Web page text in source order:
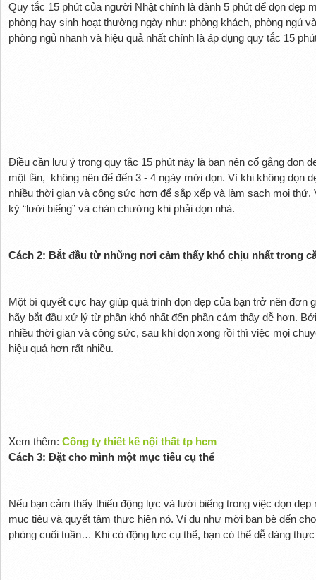
Quy tắc 15 phút của người Nhật chính là dành 5 phút để dọn dẹp
phòng hay sinh hoạt thường ngày như: phòng khách, phòng ngủ
phòng ngủ nhanh và hiệu quả nhất chính là áp dụng quy tắc 15
Điều cần lưu ý trong quy tắc 15 phút này là bạn nên cố gắng dọn
một lần, không nên để đến 3 - 4 ngày mới dọn. Vì khi không dọn
nhiều thời gian và công sức hơn để sắp xếp và làm sạch mọi
kỳ “lười biếng” và chán chường khi phải dọn nhà.
Cách 2: Bắt đầu từ những nơi cảm thấy khó chịu nhất trong
Một bí quyết cực hay giúp quá trình dọn dẹp của bạn trở nên đơn
hãy bắt đầu xử lý từ phần khó nhất đến phần cảm thấy dễ hơn.
nhiều thời gian và công sức, sau khi dọn xong rồi thì việc mọi
hiệu quả hơn rất nhiều.
Xem thêm: Công ty thiết kế nội thất tp hcm
Cách 3: Đặt cho mình một mục tiêu cụ thể
Nếu bạn cảm thấy thiếu động lực và lười biếng trong việc dọn
mục tiêu và quyết tâm thực hiện nó. Ví dụ như mời bạn bè đến
phòng cuối tuần… Khi có động lực cụ thể, bạn có thể dễ dàng